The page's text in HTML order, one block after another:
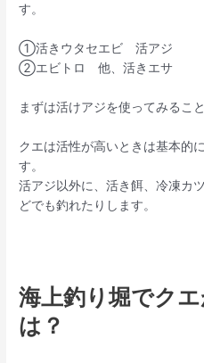
す。
①活きウタセエビ 活アジ
②エビトロ 他、活きエサ
まずは活けアジを使ってみるこ
クエは活性が高いときは基本的
す。
活アジ以外に、活き餌、冷凍カ
どでも釣れたりします。
海上釣り堀でク
は？